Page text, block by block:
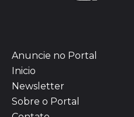
Anuncie no Portal
Inicio
Newsletter
Sobre o Portal